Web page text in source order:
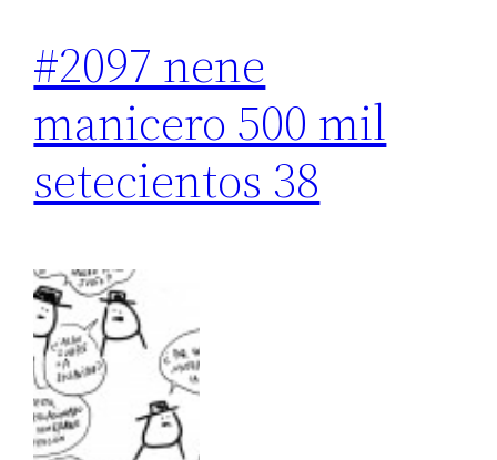
#2097 nene
manicero 500 mil
setecientos 38